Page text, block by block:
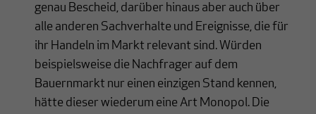
genau Bescheid, darüber hinaus aber auch über
alle anderen Sachverhalte und Ereignisse, die für
ihr Handeln im Markt relevant sind. Würden
beispielsweise die Nachfrager auf dem
Bauernmarkt nur einen einzigen Stand kennen,
hätte dieser wiederum eine Art Monopol. Die